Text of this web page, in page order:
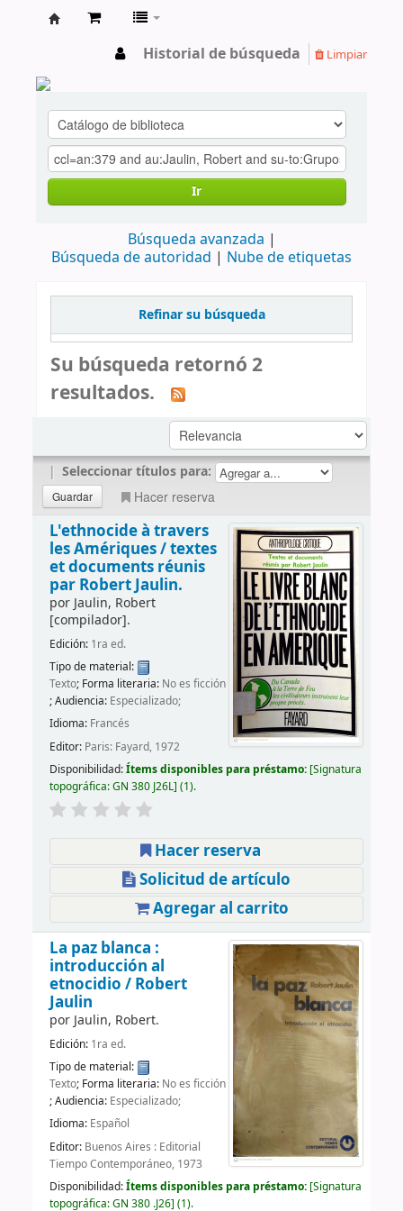
Historial de búsqueda Limpiar
Ir
Búsqueda avanzada
Búsqueda de autoridad
Nube de etiquetas
Refinar su búsqueda
Su búsqueda retornó 2
resultados.
| Seleccionar títulos para:
Hacer reserva
L'ethnocide à travers
les Amériques /textes
et documents réunis
par Robert Jaulin.
por Jaulin, Robert
[compilador].
Edición: 1ra ed.
Tipo de material:
Texto; Forma literaria: No es ficción
; Audiencia: Especializado;
Idioma: Francés
Editor: Paris: Fayard, 1972
Disponibilidad:Ítems disponibles para préstamo: Signatura
topográfica:GN 380 J26L (1).
Hacer reserva
Solicitud de artículo
Agregar al carrito
La paz blanca :
introducción al
etnocidio / Robert
Jaulin
por Jaulin, Robert.
Edición: 1ra ed.
Tipo de material:
Texto; Forma literaria: No es ficción
; Audiencia: Especializado;
Idioma: Español
Editor: Buenos Aires : Editorial
Tiempo Contemporáneo, 1973
Disponibilidad:Ítems disponibles para préstamo: Signatura
topográfica:GN 380 .J26 (1).